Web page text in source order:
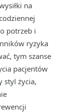
na
potrzeb i
ryzyka
tym szanse
pacjentów
styl życia,